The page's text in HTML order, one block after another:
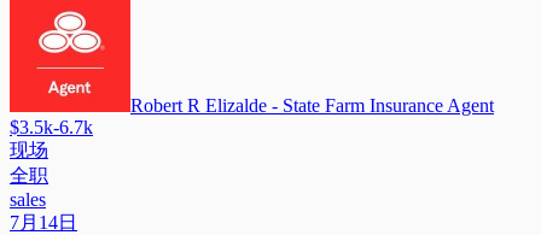
Robert R Elizalde - State Farm Insurance Agent
$3.5k-6.7k
现场
全职
sales
7月14日